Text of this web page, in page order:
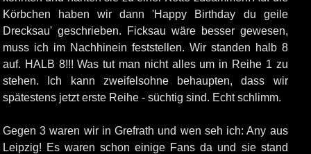
Körbchen haben wir dann 'Happy Birthday du geile
Drecksau' geschrieben. Ficksau wäre besser gewesen,
muss ich im Nachhinein feststellen. Wir standen halb 8
auf. HALB 8!!! Was tut man nicht alles um in Reihe 1 zu
stehen. Ich kann zweifelsohne behaupten, dass wir
spätestens jetzt erste Reihe - süchtig sind. Echt schlimm.
Gegen 3 waren wir in Grefrath und wen seh ich: Any aus
Leipzig! Es waren schon einige Fans da und sie stand